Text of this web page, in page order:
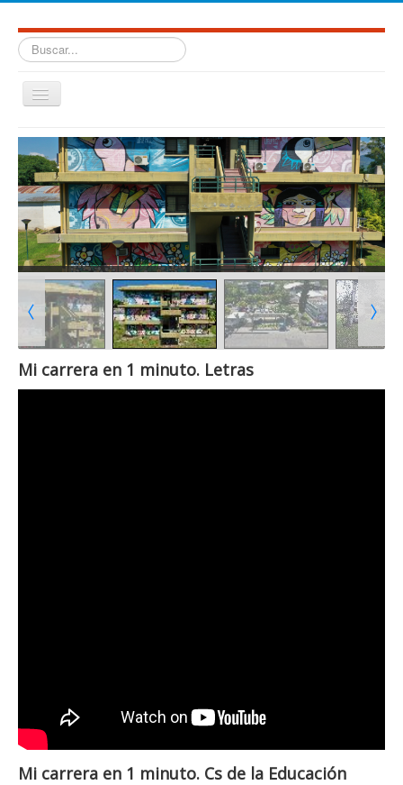
Buscar...
Cambiar
navegación
≡
Mi carrera en 1 minuto. Letras
Mi carrera en 1 minuto. Cs de la Educación